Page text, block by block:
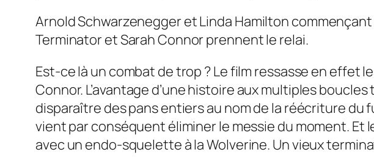
Arnold Schwarzenegger et Linda Hamilton
Terminator et Sarah Connor prennent le relai.
Est-ce là un combat de trop ? Le film ressasse en effet
Connor. L’avantage d’une histoire aux multiples
disparaître des pans entiers au nom de la réécriture du
vient par conséquent éliminer le messie du moment.
avec un endo-squelette à la Wolverine. Un vieux